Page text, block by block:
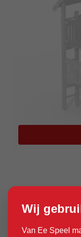
Wij
Van Ee Speel